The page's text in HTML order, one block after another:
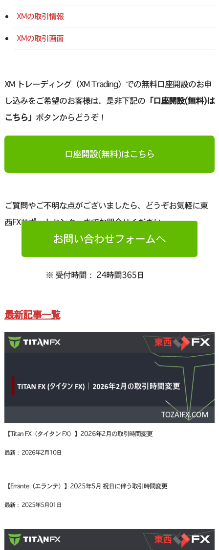
XMの取引情報
XMの取引画面
XM トレーディング（XM Trading）での無料口座開設のお申
し込みをご希望のお客様は、是非下記の「口座開設(無料)は
こちら」 ボタンからどうぞ！
口座開設(無料)はこちら
ご質問やご不明な点がございましたら、どうぞお気軽に東
西FXサポートセンターまでお問合せください。
お問い合わせフォームへ
※ 受付時間： 24時間365日
最新記事一覧
【Titan FX（タイタン FX）】2026年2月の取引時間変更
最新： 2026年2月10日
【Errante（エランテ）】2025年5月 祝日に伴う取引時間変更
最新： 2025年5月01日